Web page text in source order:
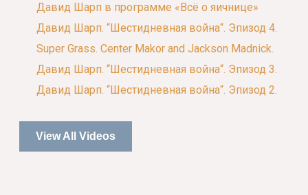
Давид Шарп в программе «Всё о яичнице»
Давид Шарп. “Шестидневная война“. Эпизод 4.
Super Grass. Center Makor and Jackson Madnick.
Давид Шарп. “Шестидневная война“. Эпизод 3.
Давид Шарп. “Шестидневная война“. Эпизод 2.
View All Videos